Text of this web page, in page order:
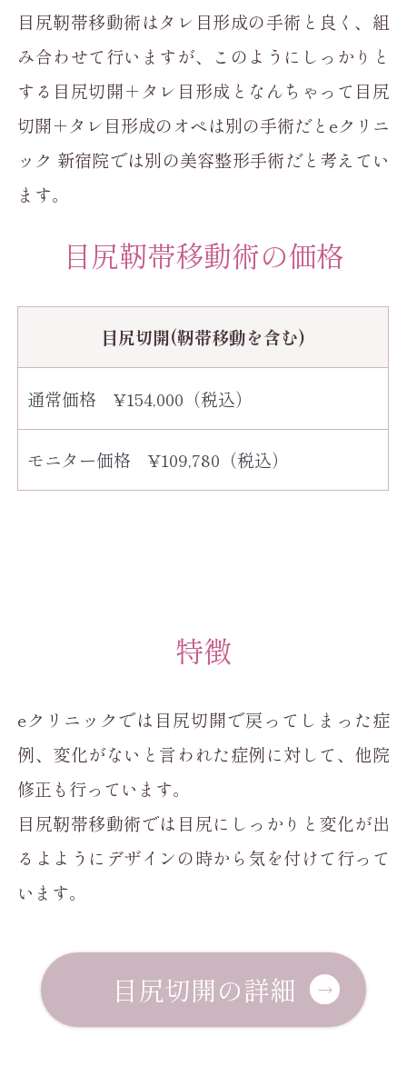
目尻靭帯移動術はタレ目形成の手術と良く、組
み合わせて行いますが、このようにしっかりと
する目尻切開＋タレ目形成となんちゃって目尻
切開＋タレ目形成のオペは別の手術だとeクリニ
ック 新宿院では別の美容整形手術だと考えてい
ます。
目尻靭帯移動術の価格
目尻切開(靭帯移動を含む)
通常価格 ¥154,000（税込）
モニター価格 ¥109,780（税込）
特徴
eクリニックでは目尻切開で戻ってしまった症
例、変化がないと言われた症例に対して、他院
修正も行っています。
目尻靭帯移動術では目尻にしっかりと変化が出
るよようにデザインの時から気を付けて行って
います。
目尻切開の詳細